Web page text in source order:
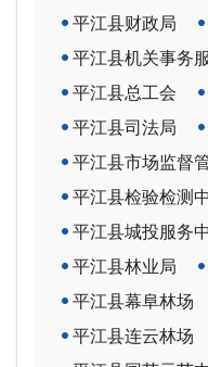
平江县财政局
平江县机关事务
平江县总工会
平江县司法局
平江县市场监督
平江县检验检测
平江县城投服务
平江县林业局
平江县幕阜林场
平江县连云林场